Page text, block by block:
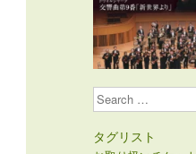
Search
タグリスト